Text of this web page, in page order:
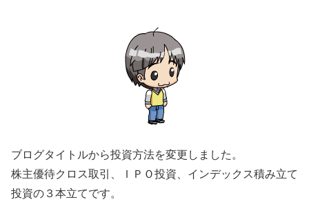
ブログタイトルから投資方法を変更しました。
株主優待クロス取引、ＩＰＯ投資、インデックス積み立て
投資の３本立てです。